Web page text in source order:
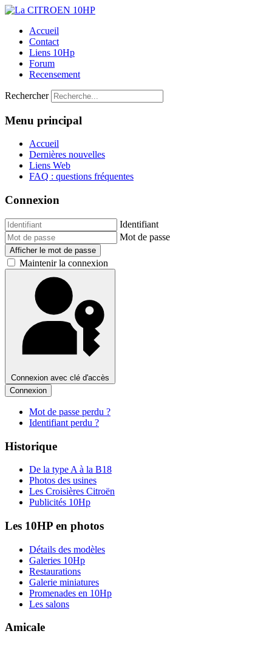
Accueil
Contact
Liens 10Hp
Forum
Recensement
Rechercher
Menu principal
Accueil
Dernières nouvelles
Liens Web
FAQ : questions fréquentes
Connexion
Identifiant
Mot de passe
Afficher le mot de passe
Maintenir la connexion
Connexion avec clé d'accès
Connexion
Mot de passe perdu ?
Identifiant perdu ?
Historique
De la type A à la B18
Photos des usines
Les Croisières Citroën
Publicités 10Hp
Les 10HP en photos
Détails des modèles
Galeries 10Hp
Restaurations
Galerie miniatures
Promenades en 10Hp
Les salons
Amicale